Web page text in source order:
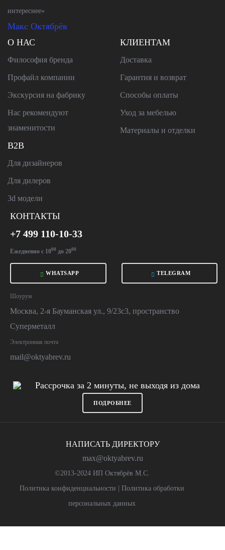
интереснее»
Макс Октябрёв
О НАС
Философия бренда
Профайл компании
Экскурсия на фабрику
Нас рекомендуют
знаменитости
B2B
Для дизайнеров
Для дилеров
3d модели
КЛИЕНТАМ
Доставка
Гарантия и возврат
Способы оплаты
Уход за мебелью
Материалы и отделки
КОНТАКТЫ
+7 499 110-10-33
Ежедневно с 1000 до 2000
WHATSAPP TELEGRAM
Шоурум
Москва, 2-я Бауманская ул., 9/23с3, пространство
Суперметалл
Электронная почта
mail@oktyabrev.ru
Рассрочка за 2 минуты, не выходя из дома
ПОДРОБНЕЕ
©2013-2024 ИП Октябрёв М.С.
Политика конфиденциальности |Политика обработки
персональных данных
НАПИСАТЬ ДИРЕКТОРУ
max@oktyabrev.ru